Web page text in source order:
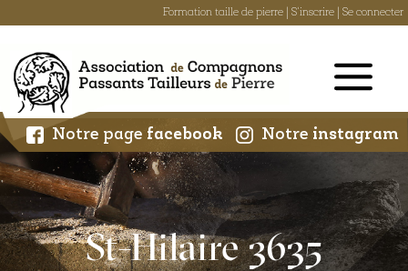
Formation taille de pierre S'inscrire Se connecter
content
Notre page facebook Notre instagram
St-Hilaire 3635